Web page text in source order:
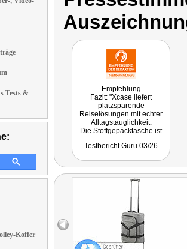
Tests &
Koffer
Empfehlung
Fazit: "Xcase liefert
platzsparende
Reiselösungen mit echter
Alltagstauglichkeit.
Die Stoffgepäcktasche ist
Reisekoffer Handgepäck-
Kurztrips abdeckt und
danach flach verschwindet."
Testbericht Guru 03/26